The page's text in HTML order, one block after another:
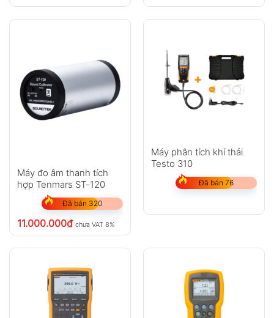
Máy đo âm thanh tích
hợp Tenmars ST-120
Đã bán 320
11.000.000₫ chưa VAT 8%
Máy phân tích khí thải
Testo 310
Đã bán 76